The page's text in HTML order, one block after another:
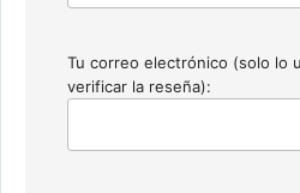
Tu correo electrónico (solo lo
verificar la reseña):